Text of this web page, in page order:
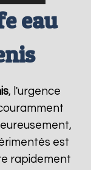
eau
, l'urgence
est
rapidement